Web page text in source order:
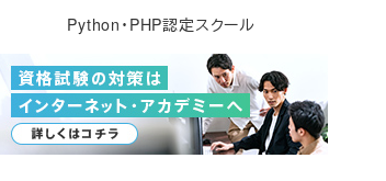
Python・PHP認定スクール